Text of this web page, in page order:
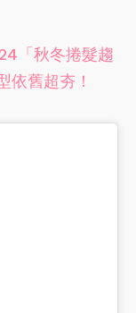
「秋冬捲髮趨
舊超夯！